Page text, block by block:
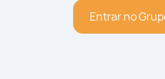
Entrar no